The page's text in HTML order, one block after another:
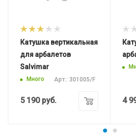
Катушка вертикальная
для арбалетов
Salvimar
Много Арт.: 301005/F
5 190руб. 4